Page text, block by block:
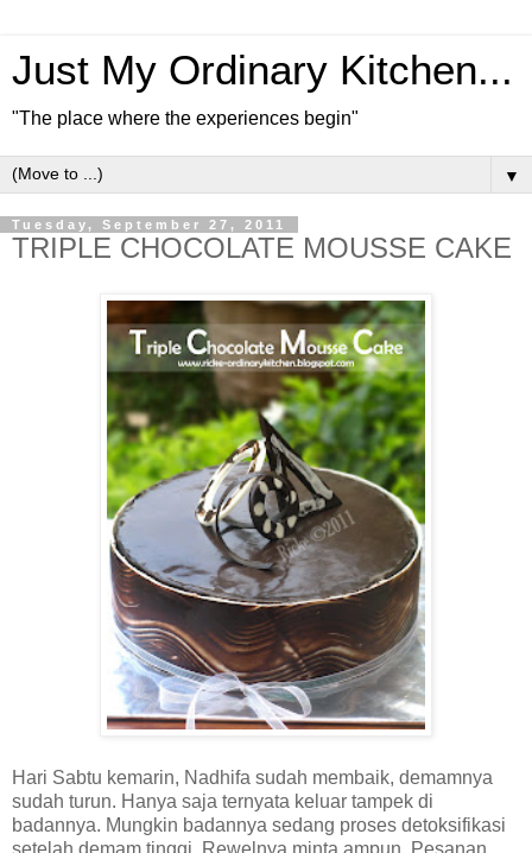
Just My Ordinary Kitchen...
"The place where the experiences begin"
▼
Tuesday, September 27, 2011
TRIPLE CHOCOLATE MOUSSE CAKE
Hari Sabtu kemarin, Nadhifa sudah membaik, demamnya
sudah turun. Hanya saja ternyata keluar tampek di
badannya. Mungkin badannya sedang proses detoksifikasi
setelah demam tinggi. Rewelnya minta ampun. Pesanan